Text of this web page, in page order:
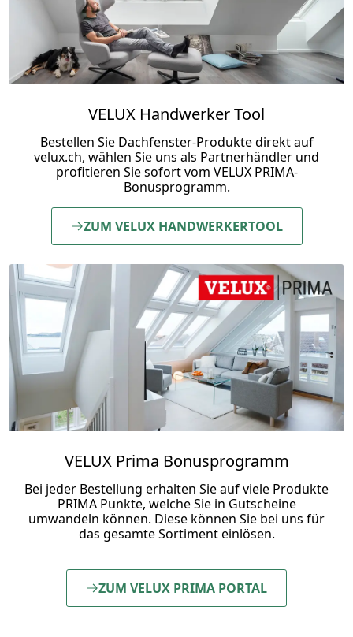
VELUX Handwerker Tool
Bestellen Sie Dachfenster-Produkte direkt auf
velux.ch, wählen Sie uns als Partnerhändler und
profitieren Sie sofort vom VELUX PRIMA-
Bonusprogramm.
ZUM VELUX HANDWERKERTOOL
VELUX Prima Bonusprogramm
Bei jeder Bestellung erhalten Sie auf viele Produkte
PRIMA Punkte, welche Sie in Gutscheine
umwandeln können. Diese können Sie bei uns für
das gesamte Sortiment einlösen.
ZUM VELUX PRIMA PORTAL